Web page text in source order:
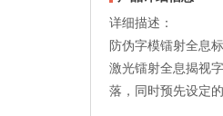
详细描述：
防伪字模镭射全息
激光镭射全息揭视
落，同时预先设定